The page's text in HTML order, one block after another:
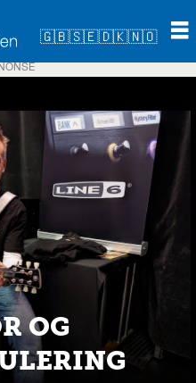
🇬🇧🇸🇪🇩🇰🇳🇴
OG